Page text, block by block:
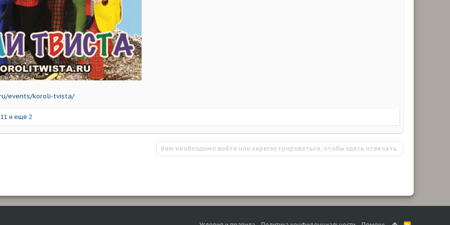
events/koroli-tvista/
и еще 2
Вам необходимо войти или зарегистрироваться, чтобы здесь отвечать.